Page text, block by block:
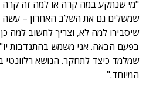
"מי שנתקע במה קרה או למה זה קרה
שמשלים גם את השלב האחרון – עשה
שיסבירו למה לא, וצריך לחשוב למה
בפעם הבאה. אני משמש בהתנדבות
שמלמד כיצד לתחקר. הנושא רלוונטי
המיוחד."